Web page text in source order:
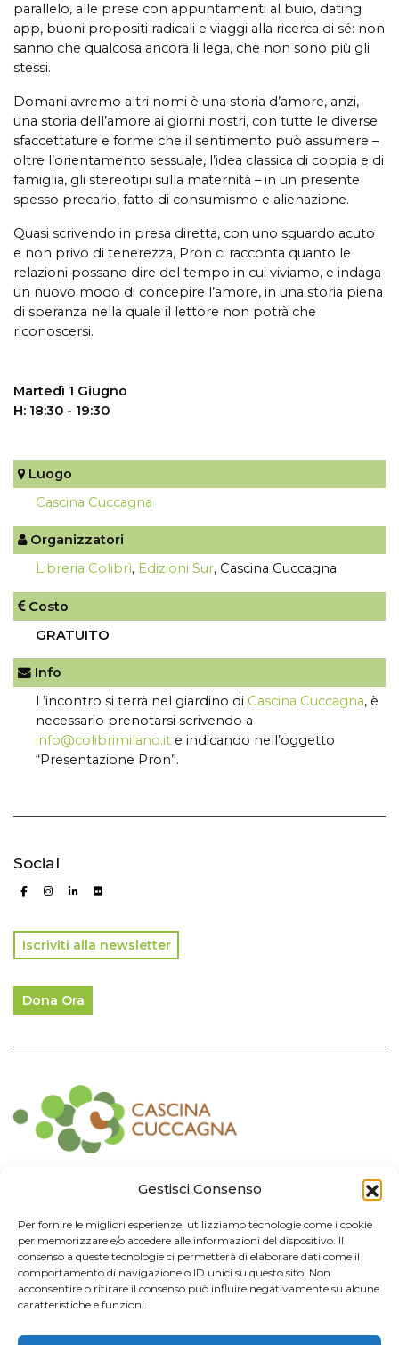
Gestisci Consenso
Per fornire le migliori esperienze, utilizziamo tecnologie come i cookie
per memorizzare e/o accedere alle informazioni del dispositivo. Il
consenso a queste tecnologie ci permetterà di elaborare dati come il
comportamento di navigazione o ID unici su questo sito. Non
acconsentire o ritirare il consenso può influire negativamente su alcune
caratteristiche e funzioni.
parallelo, alle prese con appuntamenti al buio, dating
app, buoni propositi radicali e viaggi alla ricerca di sé: non
sanno che qualcosa ancora li lega, che non sono più gli
stessi.
Domani avremo altri nomi è una storia d’amore, anzi,
una storia dell’amore ai giorni nostri, con tutte le diverse
sfaccettature e forme che il sentimento può assumere –
oltre l’orientamento sessuale, l’idea classica di coppia e di
famiglia, gli stereotipi sulla maternità – in un presente
spesso precario, fatto di consumismo e alienazione.
Quasi scrivendo in presa diretta, con uno sguardo acuto
e non privo di tenerezza, Pron ci racconta quanto le
relazioni possano dire del tempo in cui viviamo, e indaga
un nuovo modo di concepire l’amore, in una storia piena
di speranza nella quale il lettore non potrà che
riconoscersi.
Martedì 1 Giugno
H: 18:30 - 19:30
Luogo
Cascina Cuccagna
Organizzatori
Libreria Colibrì, Edizioni Sur, Cascina Cuccagna
Costo
GRATUITO
Info
L’incontro si terrà nel giardino di Cascina Cuccagna, è
necessario prenotarsi scrivendo a
info@colibrimilano.it e indicando nell’oggetto
“Presentazione Pron”.
Social
Iscriviti alla newsletter
Dona Ora
Impresa Sociale
Via Cuccagna 2/4 - 20135 Milano - tel. 02.83421007
CF97426130155 -P. IVA06232010964 -REA MI-2522352 -RUNTS25837
21/03/2022
cuccagna@arubapec.it - info@cuccagna.org